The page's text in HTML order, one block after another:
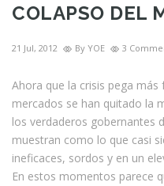
COLAPSO DEL
21 Jul, 2012 By YOE 3
Ahora que la crisis pega
mercados se han quitado la
los verdaderos gobernantes
muestran como lo que casi
ineficaces, sordos y en un
En estos momentos parece